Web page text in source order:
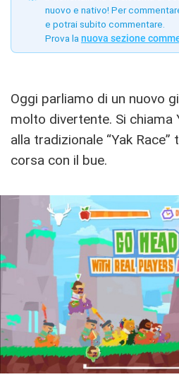
nuovo e nativo! Per
e potrai subito commentare.
Prova la nuova sezione
Oggi parliamo di un nuovo
molto divertente. Si chiama
alla tradizionale “Yak
corsa con il bue.